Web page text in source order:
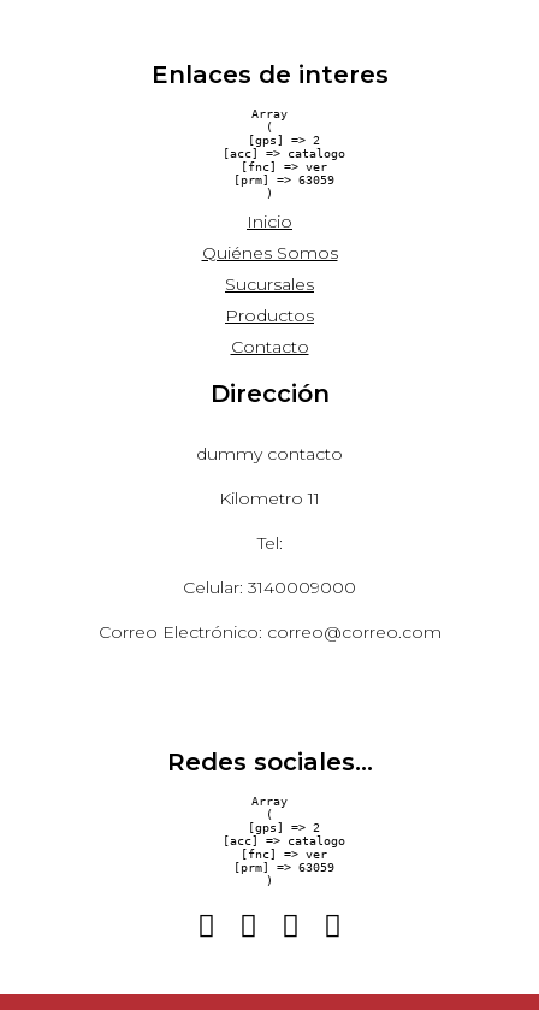
Enlaces de interes
Array
(
    [gps] => 2
    [acc] => catalogo
    [fnc] => ver
    [prm] => 63059
Inicio
Quiénes Somos
Sucursales
Productos
Contacto
Dirección
dummy contacto
Kilometro 11
Tel:
Celular: 3140009000
Correo Electrónico: correo@correo.com
Redes sociales...
Array
(
    [gps] => 2
    [acc] => catalogo
    [fnc] => ver
    [prm] => 63059